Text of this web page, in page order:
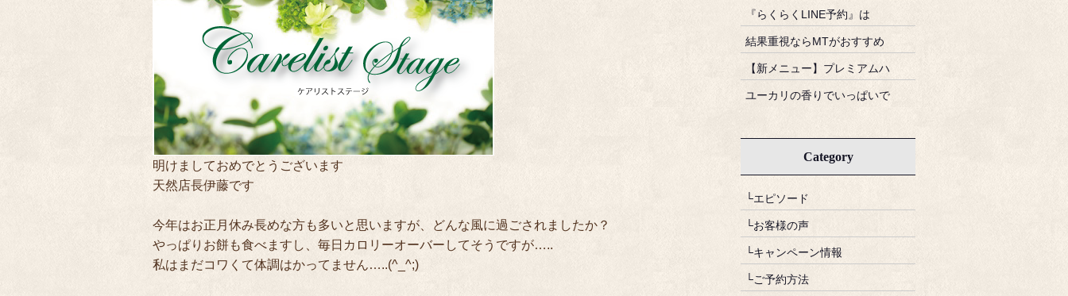
明けましておめでとうございます
天然店長伊藤です
今年はお正月休み長めな方も多いと思いますが、どんな風に過ごされましたか？
やっぱりお餅も食べますし、毎日カロリーオーバーしてそうですが…..
私はまだコワくて体調はかってません…..(^_^;)
『らくらくLINE予約』は
結果重視ならMTがおすすめ
【新メニュー】プレミアムハ
ユーカリの香りでいっぱいで
Category
└エピソード
└お客様の声
└キャンペーン情報
└ご予約方法